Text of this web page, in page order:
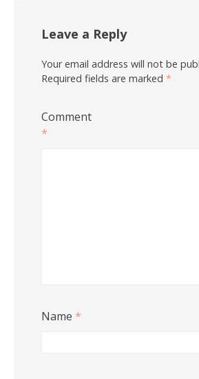
Leave a Reply
Your email address will not be
Required fields are marked *
Comment
*
Name *